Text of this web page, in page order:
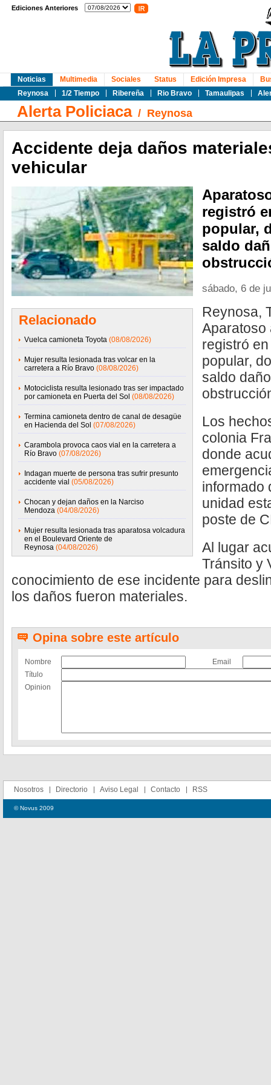
Ediciones Anteriores
Noticias
Reynosa
1/2 Tiempo Ribereña Rio Bravo Tamaulipas
Multimedia Sociales Status Edición Impresa
Alerta Policiaca/ Reynosa
Accidente deja daños
vehicular
Relacionado
Vuelca camioneta Toyota (08/08/2026)
Mujer resulta lesionada tras volcar en la
carretera a Río Bravo (08/08/2026)
Motociclista resulta lesionado tras ser impactado
por camioneta en Puerta del Sol (08/08/2026)
Termina camioneta dentro de canal de desagüe
en Hacienda del Sol (07/08/2026)
Carambola provoca caos vial en la carretera a
Río Bravo (07/08/2026)
Indagan muerte de persona tras sufrir presunto
accidente vial (05/08/2026)
Chocan y dejan daños en la Narciso
Mendoza (04/08/2026)
Mujer resulta lesionada tras aparatosa volcadura
en el Boulevard Oriente de
Reynosa (04/08/2026)
registró
popular,
saldo
sábado, 6 de
Reynosa,
Aparatoso
registró
popular,
saldo
Los
colonia
donde
informado
unidad
poste de
Al lugar
Tránsito y
conocimiento de ese incidente para
los daños fueron materiales.
Opina sobre este artículo
Nombre
Email
Título
Opinion
Nosotros Directorio Aviso Legal Contacto RSS
© Novus 2009